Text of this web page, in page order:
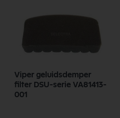
Viper geluidsdemper
filter DSU-serie VA81413-
001